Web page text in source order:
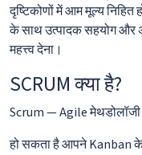
दृष्टिकोणों में आम मूल्य निहित
के साथ उत्पादक सहयोग और
महत्त्व देना।
SCRUM क्या है?
Scrum — Agile
हो सकता है आपने Kanban के